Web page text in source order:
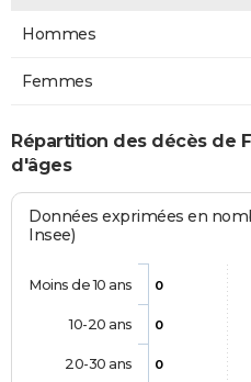
Hommes
Femmes
Répartition des décès de
d'âges
Données exprimées en
Insee)
0
0
0
Moins de 10 ans
10-20 ans
20-30 ans